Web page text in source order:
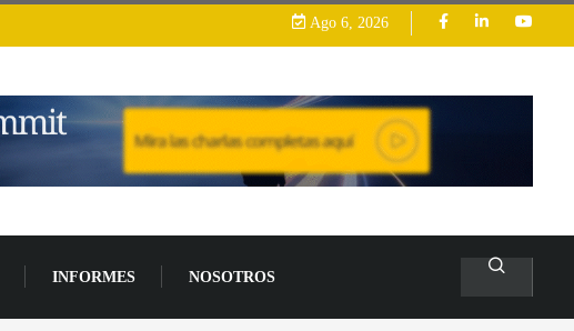
Ago 6, 2026
INFORMES NOSOTROS